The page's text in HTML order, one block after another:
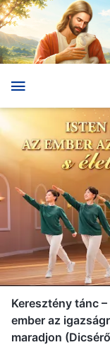
Keresztény tánc
ember az
maradjon